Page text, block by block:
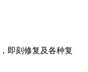
即刻修复及各种复